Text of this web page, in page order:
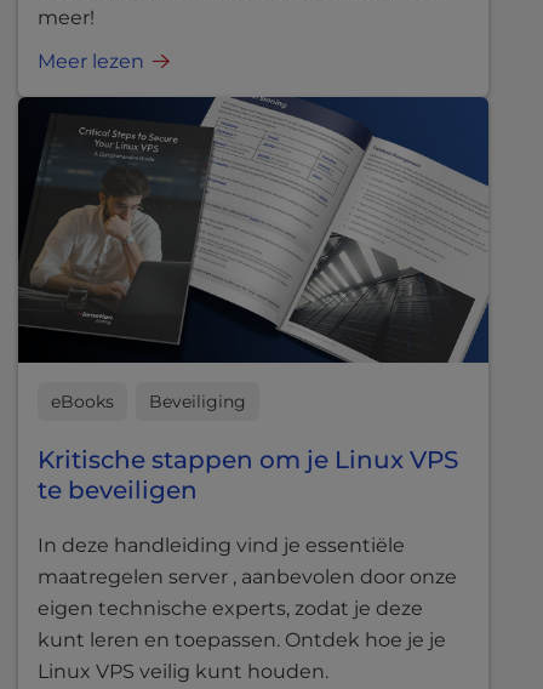
meer!
Meer lezen
eBooks Beveiliging
Kritische stappen om je Linux VPS
te beveiligen
In deze handleiding vind je essentiële
maatregelen server , aanbevolen door onze
eigen technische experts, zodat je deze
kunt leren en toepassen. Ontdek hoe je je
Linux VPS veilig kunt houden.